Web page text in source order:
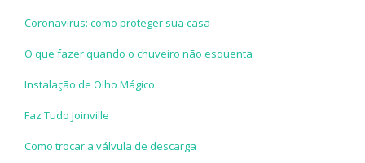
Coronavírus: como proteger sua casa
O que fazer quando o chuveiro não esquenta
Instalação de Olho Mágico
Faz Tudo Joinville
Como trocar a válvula de descarga